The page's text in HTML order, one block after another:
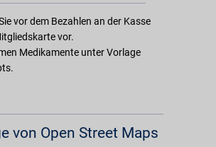
vor dem Bezahlen an der Kasse
vor.
Medikamente unter Vorlage
von Open Street Maps